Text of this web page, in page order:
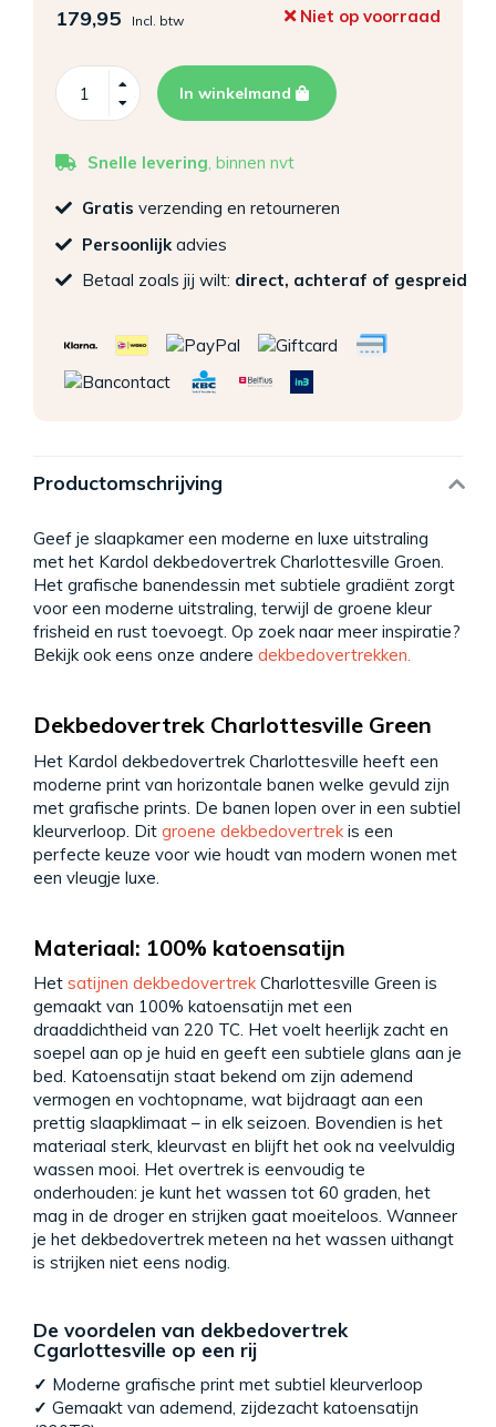
179,95 Incl. btw Niet op voorraad
In winkelmand
Snelle levering, binnen nvt
Gratis verzending en retourneren
Persoonlijk advies
Betaal zoals jij wilt: direct, achteraf of gespreid
Productomschrijving
Geef je slaapkamer een moderne en luxe uitstraling
met het Kardol dekbedovertrek Charlottesville Groen.
Het grafische banendessin met subtiele gradiënt zorgt
voor een moderne uitstraling, terwijl de groene kleur
frisheid en rust toevoegt. Op zoek naar meer inspiratie?
Bekijk ook eens onze andere dekbedovertrekken.
Dekbedovertrek Charlottesville Green
Het Kardol dekbedovertrek Charlottesville heeft een
moderne print van horizontale banen welke gevuld zijn
met grafische prints. De banen lopen over in een subtiel
kleurverloop. Dit groene dekbedovertrek is een
perfecte keuze voor wie houdt van modern wonen met
een vleugje luxe.
Materiaal: 100% katoensatijn
Het satijnen dekbedovertrekCharlottesville Green is
gemaakt van 100% katoensatijn met een
draaddichtheid van 220 TC. Het voelt heerlijk zacht en
soepel aan op je huid en geeft een subtiele glans aan je
bed. Katoensatijn staat bekend om zijn ademend
vermogen en vochtopname, wat bijdraagt aan een
prettig slaapklimaat – in elk seizoen. Bovendien is het
materiaal sterk, kleurvast en blijft het ook na veelvuldig
wassen mooi. Het overtrek is eenvoudig te
onderhouden: je kunt het wassen tot 60 graden, het
mag in de droger en strijken gaat moeiteloos. Wanneer
je het dekbedovertrek meteen na het wassen uithangt
is strijken niet eens nodig.
De voordelen van dekbedovertrek
Cgarlottesville op een rij
✓ Moderne grafische print met subtiel kleurverloop
✓ Gemaakt van ademend, zijdezacht katoensatijn